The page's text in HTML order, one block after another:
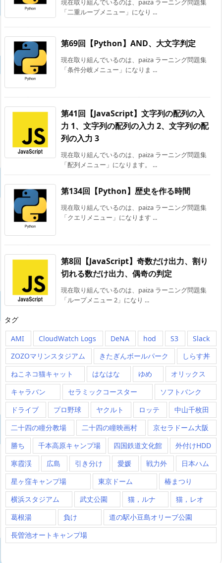
現在取り組んでいるのは、paiza ラーニング問題集
「二重ループメニュー」になり ...
第69回【Python】AND、大文字判定
現在取り組んでいるのは、paiza ラーニング問題集
「条件分岐メニュー」になりま ...
第41回【JavaScript】文字列の配列の入
力 1、文字列の配列の入力 2、文字列の配
列の入力 3
現在取り組んでいるのは、paiza ラーニング問題集
「配列メニュー」になります。 ...
第134回【Python】歴史を作る時間
現在取り組んでいるのは、paiza ラーニング問題集
「クエリメニュー」になります ...
第8回【JavaScript】奇数だけ出力、割り
切れる数だけ出力、偶奇の判定
現在取り組んでいるのは、paiza ラーニング問題集
「ループメニュー 2」になり ...
タグ
AMI
CloudWatch Logs DeNA hod S3
Slack
ZOZOマリンスタジアム
きたぎんボールパーク
しらす丼
ねこネコ猫キャット
はなはな ゆめ
オリックス
キャラバン
セラミックコースター
ソフトバンク
ドライブ
プロ野球 ヤクルト ロッテ
中山千枚田
二十四の瞳分教場
二十四の瞳映画村
京セラドーム大阪
勝ち
千本高原キャンプ場 四国鉄道文化館
外付けHDD
寒霞渓
広島 引き分け 愛媛 戦力外
日本ハム
星ヶ窪キャンプ場
東京ドーム
椿まつり
横浜スタジアム
武丈公園 猫，ルナ
猫，レオ
葛根湯
負け
道の駅小豆島オリーブ公園
長曽池オートキャンプ場